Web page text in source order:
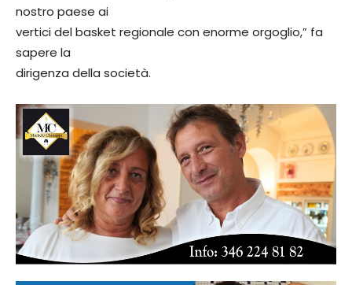
nostro paese ai
vertici del basket regionale con enorme orgoglio,” fa
sapere la
dirigenza della società.